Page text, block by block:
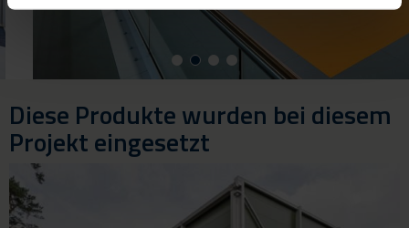
Diese Produkte wurden bei diesem
Projekt eingesetzt